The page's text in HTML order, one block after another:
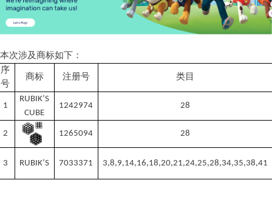
本次涉及商标如下：
序
号
商标 注册号 类目
1
RUBIK’S
CUBE
1242974 28
2 1265094 28
3 RUBIK’S 7033371 3,8,9,14,16,18,20,21,24,25,28,34,35,38,41